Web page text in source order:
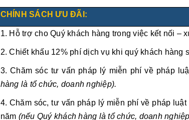
CHÍNH SÁCH ƯU ĐÃI:
1. Hỗ trợ cho Quý khách hàng trong việc kết nối –
2. Chiết khấu 12% phí dịch vụ khi quý khách hàng
3. Chăm sóc tư vấn pháp lý miễn phí về pháp
hàng là tổ chức, doanh nghiệp).
4. Chăm sóc, tư vấn pháp lý miễn phí về pháp
năm (nếu Quý khách hàng là tổ chức, doanh